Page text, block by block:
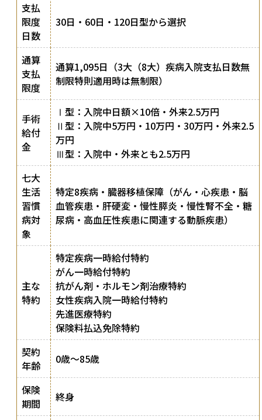
支払
限度
日数
30日・60日・120日型から選択
通算
支払
限度
通算1,095日（3大（8大）疾病入院支払日数無
制限特則適用時は無制限）
手術
給付
金
Ⅰ型：入院中日額×10倍・外来2.5万円
Ⅱ型：入院中5万円・10万円・30万円・外来2.5
万円
Ⅲ型：入院中・外来とも2.5万円
七大
生活
習慣
病対
象
特定8疾病・臓器移植保障（がん・心疾患・脳
血管疾患・肝硬変・慢性膵炎・慢性腎不全・糖
尿病・高血圧性疾患に関連する動脈疾患）
主な
特約
特定疾病一時給付特約
がん一時給付特約
抗がん剤・ホルモン剤治療特約
女性疾病入院一時給付特約
先進医療特約
保険料払込免除特約
契約
年齢
0歳〜85歳
保険
期間
終身